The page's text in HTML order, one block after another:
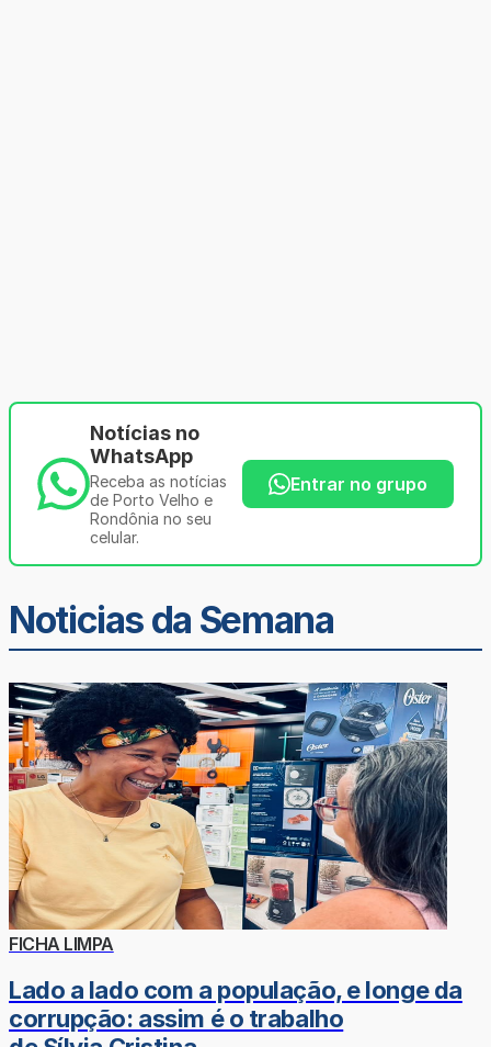
Notícias no
WhatsApp
Receba as notícias
de Porto Velho e
Rondônia no seu
celular.
Entrar no grupo
Noticias da Semana
FICHA LIMPA
Lado a lado com a população, e longe da
corrupção: assim é o trabalho